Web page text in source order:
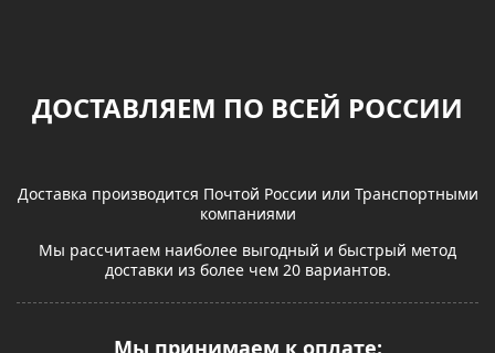
ДОСТАВЛЯЕМ ПО ВСЕЙ РОССИИ
Доставка производится Почтой России или Транспортными
компаниями
Мы рассчитаем наиболее выгодный и быстрый метод
доставки из более чем 20 вариантов.
Мы принимаем к оплате: